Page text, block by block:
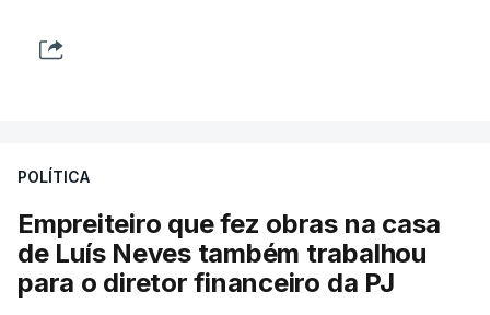
POLÍTICA
Empreiteiro que fez obras na casa
de Luís Neves também trabalhou
para o diretor financeiro da PJ